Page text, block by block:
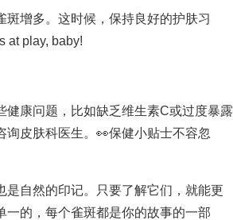
增多。这时候，保持良好的护肤习
at play, baby!
健康问题，比如缺乏维生素C或过度暴露
皮肤科医生。👀保健小贴士不容忽
自然的印记。只要了解它们，就能更
一的，每个雀斑都是你的故事的一部